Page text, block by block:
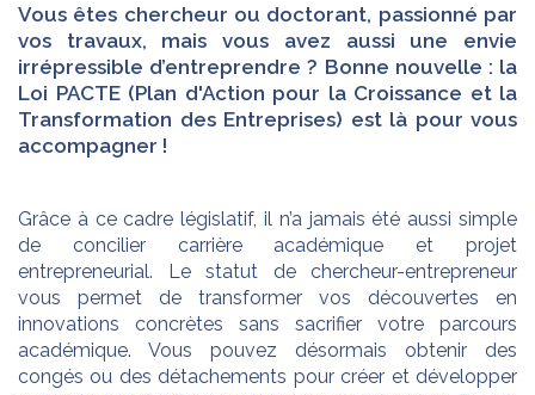
Vous êtes chercheur ou doctorant, passionné par
vos travaux, mais vous avez aussi une envie
irrépressible d’entreprendre ? Bonne nouvelle : la
Loi PACTE (Plan d'Action pour la Croissance et la
Transformation des Entreprises) est là pour vous
accompagner !
Grâce à ce cadre législatif, il n’a jamais été aussi simple
de concilier carrière académique et projet
entrepreneurial. Le statut de chercheur-entrepreneur
vous permet de transformer vos découvertes en
innovations concrètes sans sacrifier votre parcours
académique. Vous pouvez désormais obtenir des
congés ou des détachements pour créer et développer